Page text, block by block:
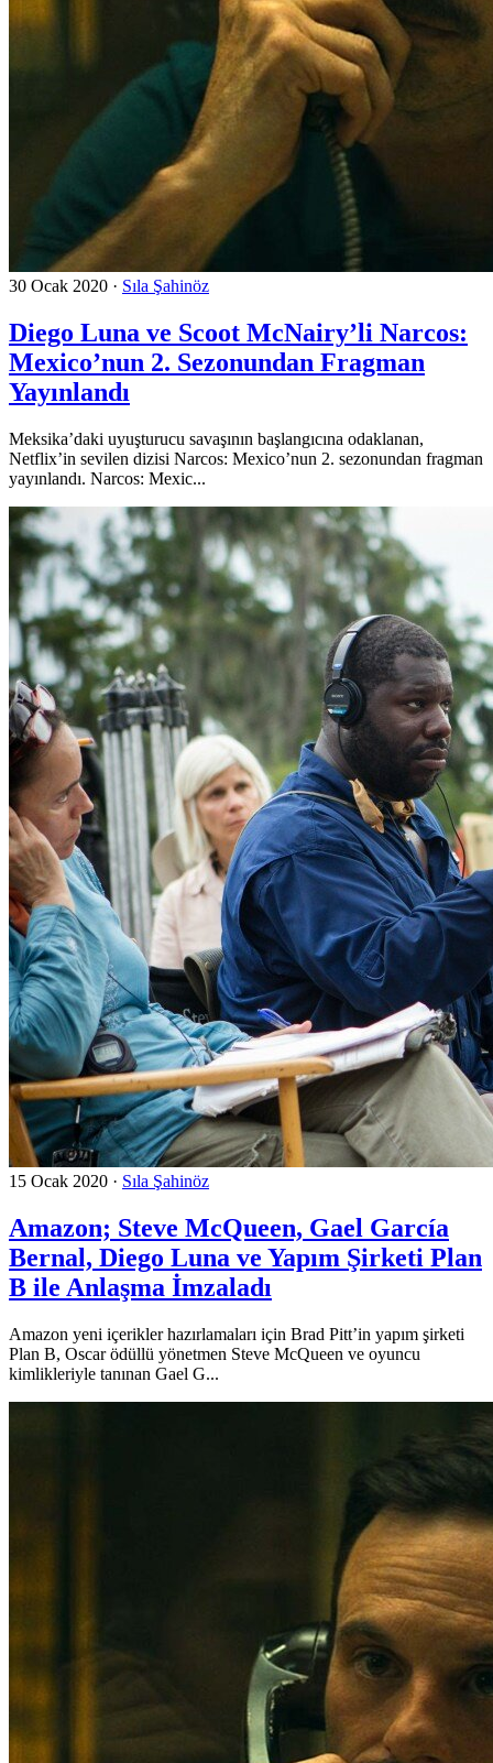
30 Ocak 2020 · Sıla Şahinöz
Diego Luna ve Scoot McNairy’li Narcos:
Mexico’nun 2. Sezonundan Fragman
Yayınlandı
Meksika’daki uyuşturucu savaşının başlangıcına odaklanan,
Netflix’in sevilen dizisi Narcos: Mexico’nun 2. sezonundan fragman
yayınlandı. Narcos: Mexic...
15 Ocak 2020 · Sıla Şahinöz
Amazon; Steve McQueen, Gael García
Bernal, Diego Luna ve Yapım Şirketi Plan
B ile Anlaşma İmzaladı
Amazon yeni içerikler hazırlamaları için Brad Pitt’in yapım şirketi
Plan B, Oscar ödüllü yönetmen Steve McQueen ve oyuncu
kimlikleriyle tanınan Gael G...